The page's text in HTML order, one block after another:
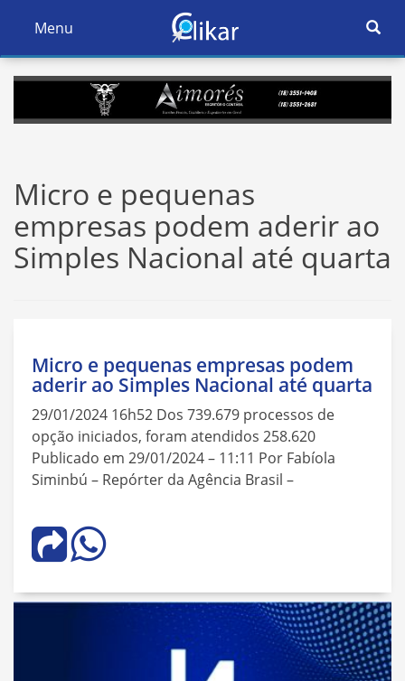
Ativar
Navegação
Menu
Ativar
Micro e pequenas
empresas podem aderir ao
Simples Nacional até quarta
Micro e pequenas empresas podem
aderir ao Simples Nacional até quarta
29/01/2024 16h52 Dos 739.679 processos de
opção iniciados, foram atendidos 258.620
Publicado em 29/01/2024 – 11:11 Por Fabíola
Siminbú – Repórter da Agência Brasil –